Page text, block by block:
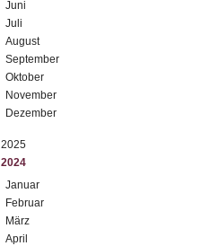
Juni
Juli
August
September
Oktober
November
Dezember
2025
2024
Januar
Februar
März
April